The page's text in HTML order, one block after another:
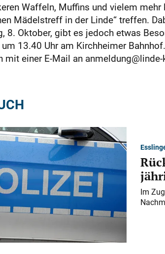
Waffeln, Muffins und vielem
Mädelstreff in der Linde“ treffen.
8. Oktober, gibt es jedoch etwas
13.40 Uhr am Kirchheimer
mit einer E-Mail an
Im